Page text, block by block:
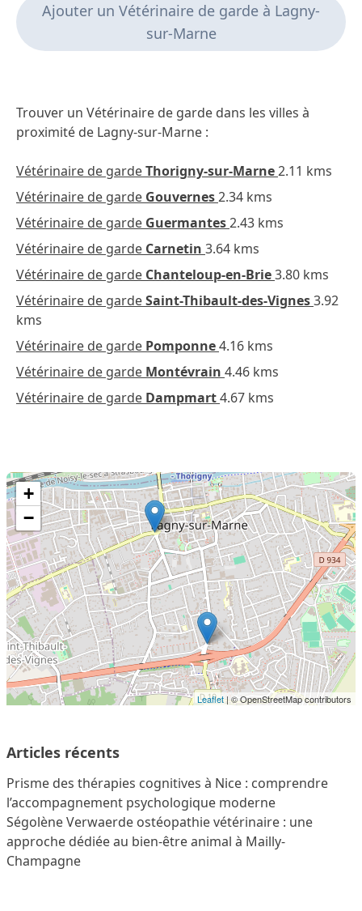
Visite pour la première fois en décembre 2019. Dr
Segalini très gentil, attentionné aux animaux et il
prends son temps (ce n’est pas une usine à gaz !) je
Comme toujours il a su s'occuper comme un pro de
ma petite fille poilue. Je comprends facilement que le
nécessaire pour rassurer aussi les maîtres quand ils
amènent leur animal. Meilleurs vœux à l'équipe !
Ajouter un Vétérinaire de garde à Lagny-
sur-Marne
Trouver un Vétérinaire de garde dans les villes à
proximité de Lagny-sur-Marne :
Vétérinaire de gardeThorigny-sur-Marne2.11 kms
Vétérinaire de garde Gouvernes2.34 kms
Vétérinaire de garde Guermantes2.43 kms
Vétérinaire de garde Carnetin 3.64 kms
Vétérinaire de garde Chanteloup-en-Brie3.80 kms
Vétérinaire de gardeSaint-Thibault-des-Vignes3.92
kms
Vétérinaire de garde Pomponne4.16 kms
Vétérinaire de garde Montévrain 4.46 kms
Vétérinaire de garde Dampmart4.67 kms
+
−
Leaflet| © OpenStreetMap contributors
Articles récents
Prisme des thérapies cognitives à Nice : comprendre
l’accompagnement psychologique moderne
Ségolène Verwaerde ostéopathie vétérinaire : une
approche dédiée au bien-être animal à Mailly-
Champagne